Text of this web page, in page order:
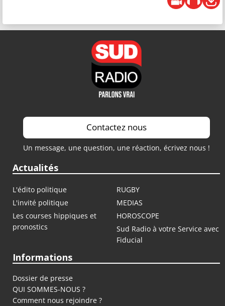
Contactez nous
Un message, une question, une réaction, écrivez nous !
Actualités
L'édito politique
RUGBY
L'invité politique
MEDIAS
Les courses hippiques et
pronostics
HOROSCOPE
Sud Radio à votre Service avec
Fiducial
Informations
Dossier de presse
QUI SOMMES-NOUS ?
Comment nous rejoindre ?